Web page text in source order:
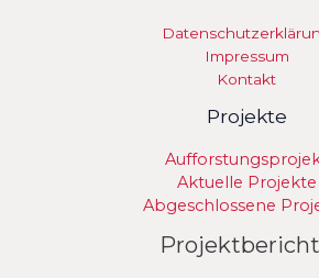
Impressum
Kontakt
Projekte
Aktuelle Projekte
Abgeschlossene